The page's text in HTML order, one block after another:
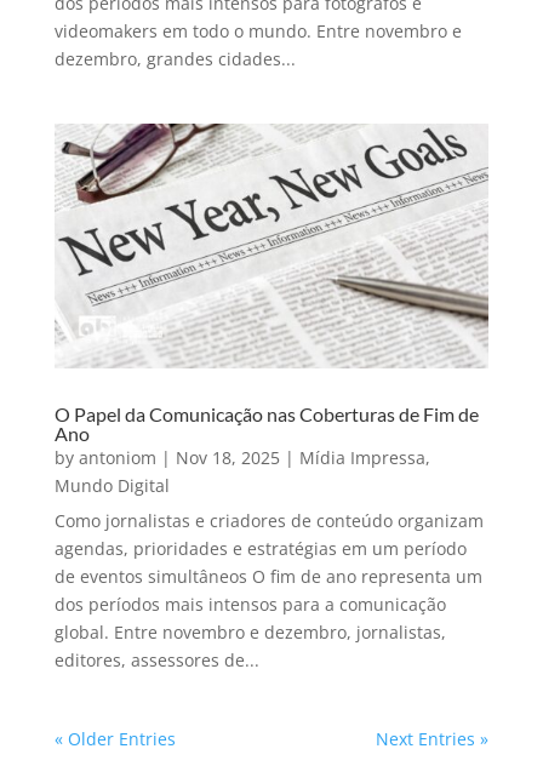
videomakers em todo o mundo. Entre novembro e
dezembro, grandes cidades...
O Papel da Comunicação nas Coberturas de Fim de
Ano
by antoniom | Nov 18, 2025| Mídia Impressa,
Mundo Digital
Como jornalistas e criadores de conteúdo organizam
agendas, prioridades e estratégias em um período
de eventos simultâneos O fim de ano representa um
dos períodos mais intensos para a comunicação
global. Entre novembro e dezembro, jornalistas,
editores, assessores de...
« Older Entries Next Entries »